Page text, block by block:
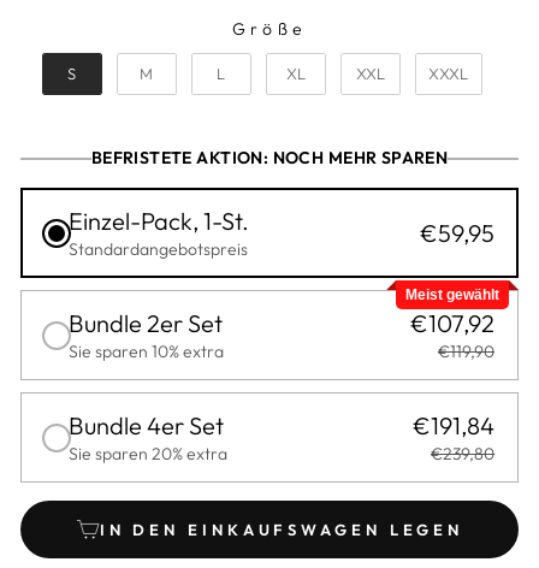
Größe
GRÖSSE
S
M L XL XXL XXXL
BEFRISTETE AKTION: NOCH MEHR SPAREN
Einzel-Pack, 1-St.
Standardangebotspreis
€59,95
Meist gewählt
Bundle 2er Set
Sie sparen 10% extra
€107,92
€119,90
Bundle 4er Set
Sie sparen 20% extra
€191,84
€239,80
IN DEN EINKAUFSWAGEN LEGEN